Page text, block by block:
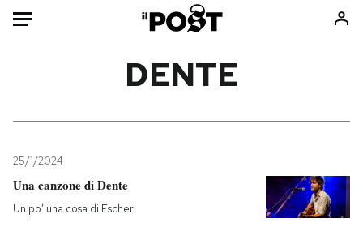
Mondo
Politica
Tecnologia
DENTE
25/1/2024
Una canzone di Dente
Un po’ una cosa di Escher